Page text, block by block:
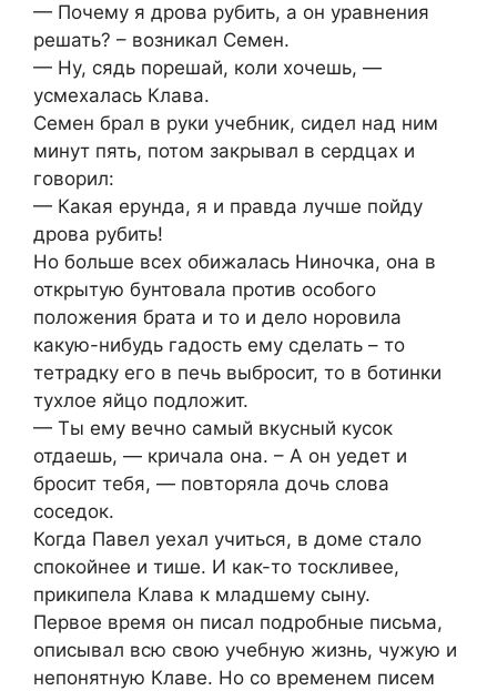
— Почему я дрова рубить, а он уравнения
решать? – возникал Семен.
— Ну, сядь порешай, коли хочешь, —
усмехалась Клава.
Семен брал в руки учебник, сидел над ним
минут пять, потом закрывал в сердцах и
говорил:
— Какая ерунда, я и правда лучше пойду
дрова рубить!
Но больше всех обижалась Ниночка, она в
открытую бунтовала против особого
положения брата и то и дело норовила
какую-нибудь гадость ему сделать – то
тетрадку его в печь выбросит, то в ботинки
тухлое яйцо подложит.
— Ты ему вечно самый вкусный кусок
отдаешь, — кричала она. – А он уедет и
бросит тебя, — повторяла дочь слова
соседок.
Когда Павел уехал учиться, в доме стало
спокойнее и тише. И как-то тоскливее,
прикипела Клава к младшему сыну.
Первое время он писал подробные письма,
описывал всю свою учебную жизнь, чужую и
непонятную Клаве. Но со временем писем